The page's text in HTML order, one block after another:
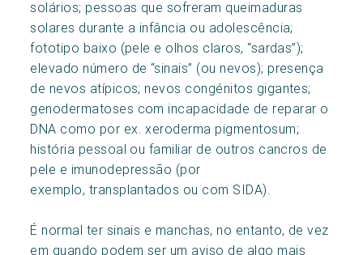
solários; pessoas que sofreram queimaduras
solares durante a infância ou adolescência;
fototipo baixo (pele e olhos claros, “sardas”);
elevado número de “sinais” (ou nevos); presença
de nevos atípicos; nevos congénitos gigantes;
genodermatoses com incapacidade de reparar o
DNA como por ex. xeroderma pigmentosum;
história pessoal ou familiar de outros cancros de
pele e imunodepressão (por
exemplo, transplantados ou com SIDA).
É normal ter sinais e manchas, no entanto, de vez
em quando podem ser um aviso de algo mais